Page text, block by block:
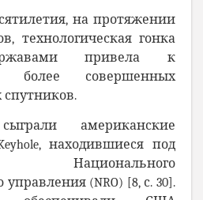
на протяжении
технологическая гонка
привела к
более совершенных
американские
находившиеся под
Национального
(NRO) [8, с. 30].